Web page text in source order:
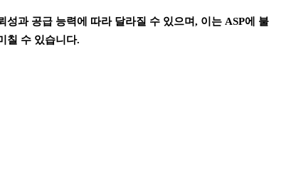
과 공급 능력에 따라 달라질 수 있으며, 이는 ASP에 불
칠 수 있습니다.